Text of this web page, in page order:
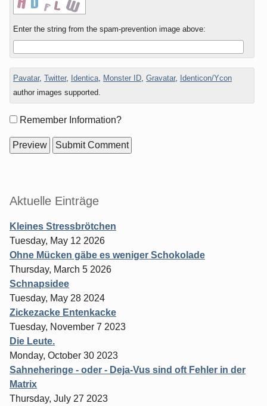
Enter the string from the spam-prevention image above:
Pavatar, Twitter, Identica, Monster ID, Gravatar, Identicon/Ycon
author images supported.
FormRemember Information?
Aktuelle Einträge
Kleines Stressbrötchen
Tuesday, May 12 2026
Ohne Mücken gäbe es weniger Schokolade
Thursday, March 5 2026
Schnapsidee
Tuesday, May 28 2024
Zickezacke Entenkacke
Tuesday, November 7 2023
Die Leute.
Monday, October 30 2023
Sahneheringe - oder - Deja-Vus sind oft Fehler in der
Matrix
Thursday, July 27 2023